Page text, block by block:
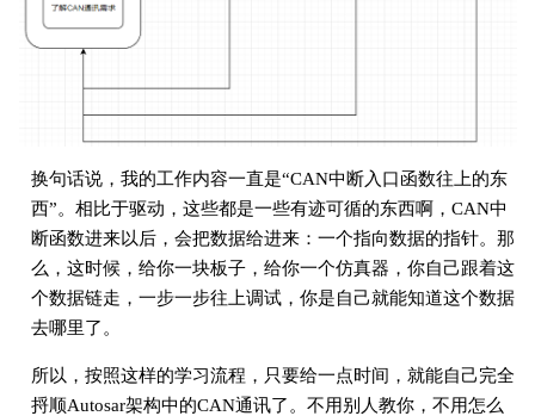
换句话说，我的工作内容一直是“CAN中断入口函数往上的东
西”。相比于驱动，这些都是一些有迹可循的东西啊，CAN中
断函数进来以后，会把数据给进来：一个指向数据的指针。那
么，这时候，给你一块板子，给你一个仿真器，你自己跟着这
个数据链走，一步一步往上调试，你是自己就能知道这个数据
去哪里了。
所以，按照这样的学习流程，只要给一点时间，就能自己完全
捋顺Autosar架构中的CAN通讯了。不用别人教你，不用怎么